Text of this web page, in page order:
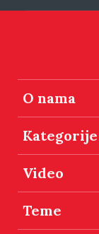
O nama
Kategorije
Video
Teme